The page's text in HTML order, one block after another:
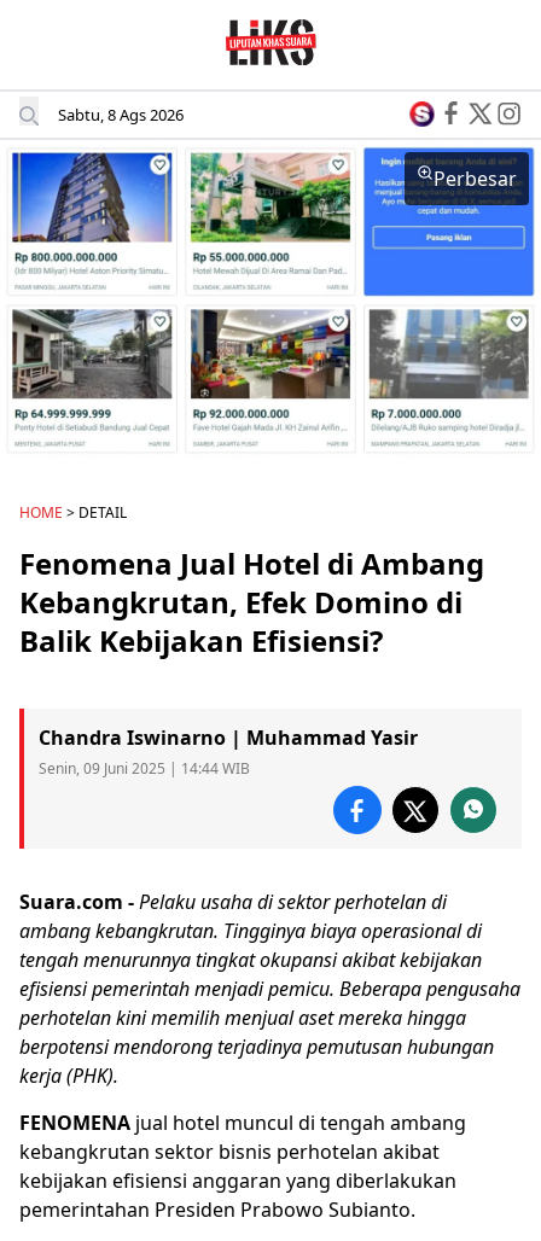
Sabtu, 8 Ags 2026
Perbesar
HOME > DETAIL
Fenomena Jual Hotel di Ambang
Kebangkrutan, Efek Domino di
Balik Kebijakan Efisiensi?
Chandra Iswinarno | Muhammad Yasir
Senin, 09 Juni 2025 | 14:44 WIB
Suara.com -Pelaku usaha di sektor perhotelan di
ambang kebangkrutan. Tingginya biaya operasional di
tengah menurunnya tingkat okupansi akibat kebijakan
efisiensipemerintah menjadi pemicu. Beberapa pengusaha
perhotelan kini memilih menjual aset mereka hingga
berpotensi mendorong terjadinya pemutusan hubungan
kerja (PHK).
FENOMENA jual hotel muncul di tengah ambang
kebangkrutan sektor bisnis perhotelan akibat
kebijakan efisiensi anggaran yang diberlakukan
pemerintahan Presiden Prabowo Subianto.